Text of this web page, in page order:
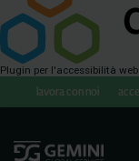
Plugin per l'accessibilità web
lavora con noi